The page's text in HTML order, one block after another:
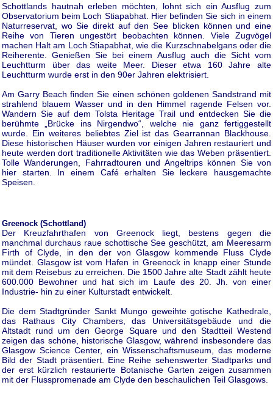
Schottlands hautnah erleben möchten, lohnt sich ein Ausflug zum
Observatorium beim Loch Stiapabhat. Hier befinden Sie sich in einem
Naturreservat, wo Sie direkt auf den See blicken können und eine
Reihe von Tieren ungestört beobachten können. Viele Zugvögel
machen Halt am Loch Stiapabhat, wie die Kurzschnabelgans oder die
Reiherente. Genießen Sie bei einem Ausflug auch die Sicht vom
Leuchtturm über das weite Meer. Dieser etwa 160 Jahre alte
Leuchtturm wurde erst in den 90er Jahren elektrisiert.
Am Garry Beach finden Sie einen schönen goldenen Sandstrand mit
strahlend blauem Wasser und in den Himmel ragende Felsen vor.
Wandern Sie auf dem Tolsta Heritage Trail und entdecken Sie die
berühmte „Brücke ins Nirgendwo“, welche nie ganz fertiggestellt
wurde. Ein weiteres beliebtes Ziel ist das Gearrannan Blackhouse.
Diese historischen Häuser wurden vor einigen Jahren restauriert und
heute werden dort traditionelle Aktivitäten wie das Weben präsentiert.
Tolle Wanderungen, Fahrradtouren und Angeltrips können Sie von
hier starten. In einem Café erhalten Sie leckere hausgemachte
Speisen.
Greenock (Schottland)
Der Kreuzfahrthafen von Greenock liegt, bestens gegen die
manchmal durchaus raue schottische See geschützt, am Meeresarm
Firth of Clyde, in den der von Glasgow kommende Fluss Clyde
mündet. Glasgow ist vom Hafen in Greenock in knapp einer Stunde
mit dem Reisebus zu erreichen. Die 1500 Jahre alte Stadt zählt heute
600.000 Bewohner und hat sich im Laufe des 20. Jh. von einer
Industrie- hin zu einer Kulturstadt entwickelt.
Die dem Stadtgründer Sankt Mungo geweihte gotische Kathedrale,
das Rathaus City Chambers, das Universitätsgebäude und die
Altstadt rund um den George Square und den Stadtteil Westend
zeigen das schöne, historische Glasgow, während insbesondere das
Glasgow Science Center, ein Wissenschaftsmuseum, das moderne
Bild der Stadt präsentiert. Eine Reihe sehenswerter Stadtparks und
der erst kürzlich restaurierte Botanische Garten zeigen zusammen
mit der Flusspromenade am Clyde den beschaulichen Teil Glasgows.